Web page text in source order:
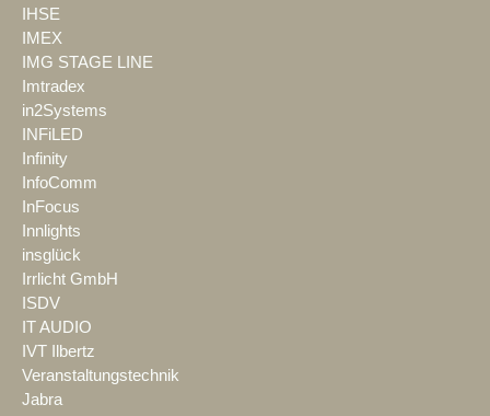
IHSE
IMEX
IMG STAGE LINE
Imtradex
in2Systems
INFiLED
Infinity
InfoComm
InFocus
Innlights
insglück
Irrlicht GmbH
ISDV
IT AUDIO
IVT Ilbertz
Veranstaltungstechnik
Jabra